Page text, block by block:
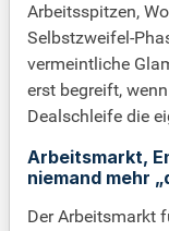
Arbeitsspitzen,
Selbstzweifel-
vermeintliche
erst begreift,
Dealschleife die
Arbeitsmarkt,
niemand mehr
Der Arbeitsmarkt